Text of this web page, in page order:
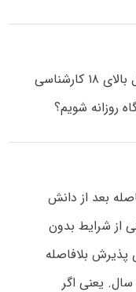
سلام خسته نباشید ببخشید میشه با معدل بالای ۱۸ کارشناسی
روزانه شویم؟
بعد از دانش
از شرایط بدون
پذیرش بلافاصله
یعنی اگر